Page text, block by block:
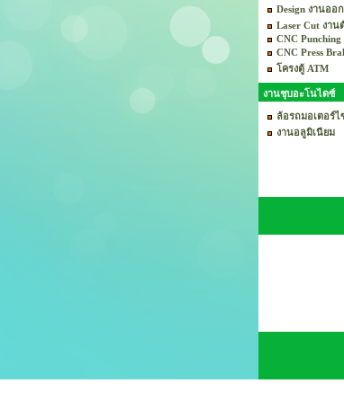
Design งานออ
Laser Cut งาน
CNC Punching
CNC Press
โครงตู้ ATM
งานชุบอะโนไดซ์
ล้อรถมอเตอร์ไ
งานอลูมิเนียม